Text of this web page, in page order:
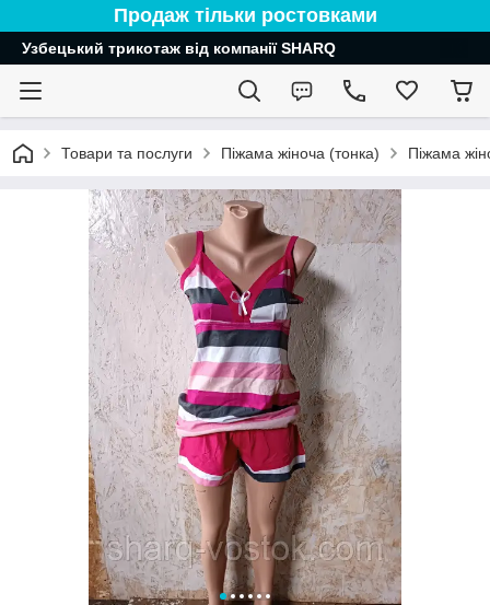
Продаж тільки ростовками
Узбецький трикотаж від компанії SHARQ
Товари та послуги Піжама жіноча (тонка) Піжама